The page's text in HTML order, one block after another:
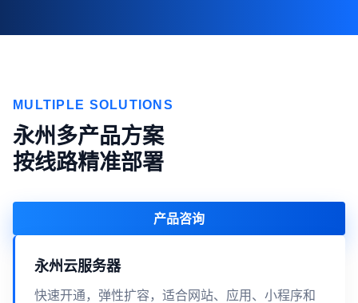
MULTIPLE SOLUTIONS
永州多产品方案
按线路精准部署
产品咨询
永州云服务器
快速开通，弹性扩容，适合网站、应用、小程序和